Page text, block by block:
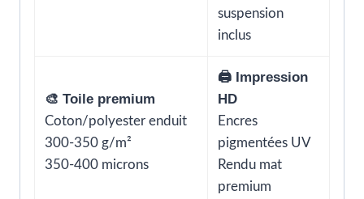
suspension
inclus
🎨 Toile premium
Coton/polyester enduit
300-350 g/m²
350-400 microns
🖨️ Impression
HD
Encres
pigmentées UV
Rendu mat
premium